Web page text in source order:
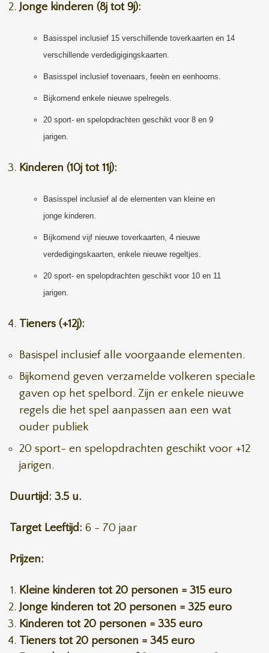
Jonge kinderen (8j tot 9j):
Basisspel inclusief 15 verschillende toverkaarten en 14
verschillende verdedigigingskaarten.
Basisspel inclusief tovenaars, feeën en eenhoorns.
Bijkomend enkele nieuwe spelregels.
20 sport- en spelopdrachten geschikt voor 8 en 9
jarigen.
Kinderen (10j tot 11j):
Basisspel inclusief al de elementen van kleine en
jonge kinderen.
Bijkomend vijf nieuwe toverkaarten, 4 nieuwe
verdedigingskaarten, enkele nieuwe regeltjes.
20 sport- en spelopdrachten geschikt voor 10 en 11
jarigen.
Tieners (+12j):
Basispel inclusief alle voorgaande elementen.
Bijkomend geven verzamelde volkeren speciale
gaven op het spelbord. Zijn er enkele nieuwe
regels die het spel aanpassen aan een wat
ouder publiek
20 sport- en spelopdrachten geschikt voor +12
jarigen.
Duurtijd: 3.5 u.
Target Leeftijd: 6 - 70 jaar
Prijzen:
Kleine kinderen tot 20 personen = 315 euro
Jonge kinderen tot 20 personen = 325 euro
Kinderen tot 20 personen = 335 euro
Tieners tot 20 personen = 345 euro